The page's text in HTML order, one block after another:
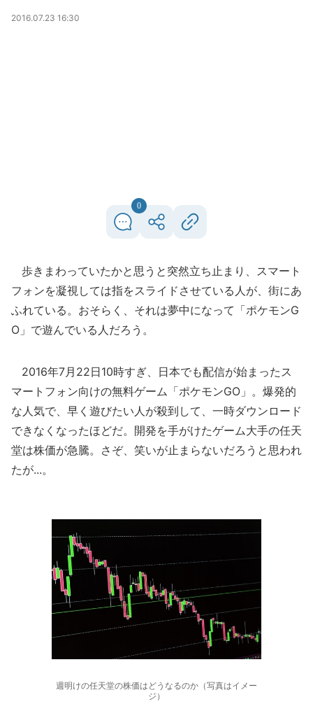
2016.07.23 16:30
0
歩きまわっていたかと思うと突然立ち止まり、スマート
フォンを凝視しては指をスライドさせている人が、街にあ
ふれている。おそらく、それは夢中になって「ポケモンG
O」で遊んでいる人だろう。
2016年7月22日10時すぎ、日本でも配信が始まったス
マートフォン向けの無料ゲーム「ポケモンGO」。爆発的
な人気で、早く遊びたい人が殺到して、一時ダウンロード
できなくなったほどだ。開発を手がけたゲーム大手の任天
堂は株価が急騰。さぞ、笑いが止まらないだろうと思われ
たが...。
週明けの任天堂の株価はどうなるのか（写真はイメー
ジ）